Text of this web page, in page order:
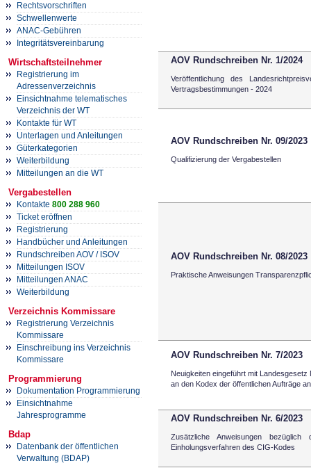
Rechtsvorschriften
Schwellenwerte
ANAC-Gebühren
Integritätsvereinbarung
Wirtschaftsteilnehmer
Registrierung im
Adressenverzeichnis
Einsichtnahme telematisches
Verzeichnis der WT
Kontakte für WT
Unterlagen und Anleitungen
Güterkategorien
Weiterbildung
Mitteilungen an die WT
Vergabestellen
Kontakte 800 288 960
Ticket eröffnen
Registrierung
Handbücher und Anleitungen
Rundschreiben AOV / ISOV
Mitteilungen ISOV
Mitteilungen ANAC
Weiterbildung
Verzeichnis Kommissare
Registrierung Verzeichnis
Kommissare
Einschreibung ins Verzeichnis
Kommissare
Programmierung
Dokumentation Programmierung
Einsichtnahme
Jahresprogramme
Bdap
Datenbank der öffentlichen
Verwaltung (BDAP)
AOV Rundschreiben Nr. 1/2024
Veröffentlichung des
Vertragsbestimmungen - 2024
AOV Rundschreiben Nr. 09/2023
Qualifizierung der Vergabestellen
AOV Rundschreiben Nr. 08/2023
Praktische Anweisungen
AOV Rundschreiben Nr. 7/2023
Neuigkeiten eingeführt mit
an den Kodex der öffentlichen Aufträge
AOV Rundschreiben Nr. 6/2023
Zusätzliche Anweisungen
Einholungsverfahren des CIG-Kodes